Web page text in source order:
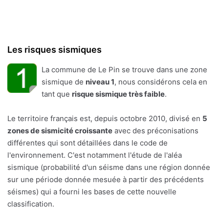
Les risques sismiques
La commune de Le Pin se trouve dans une zone
sismique de niveau 1, nous considérons cela en
tant que risque sismique très faible.
Le territoire français est, depuis octobre 2010, divisé en 5
zones de sismicité croissante avec des préconisations
différentes qui sont détaillées dans le code de
l'environnement. C'est notamment l'étude de l'aléa
sismique (probabilité d'un séisme dans une région donnée
sur une période donnée mesuée à partir des précédents
séismes) qui a fourni les bases de cette nouvelle
classification.